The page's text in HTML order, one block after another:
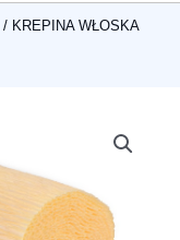
/ KREPINA WŁOSKA